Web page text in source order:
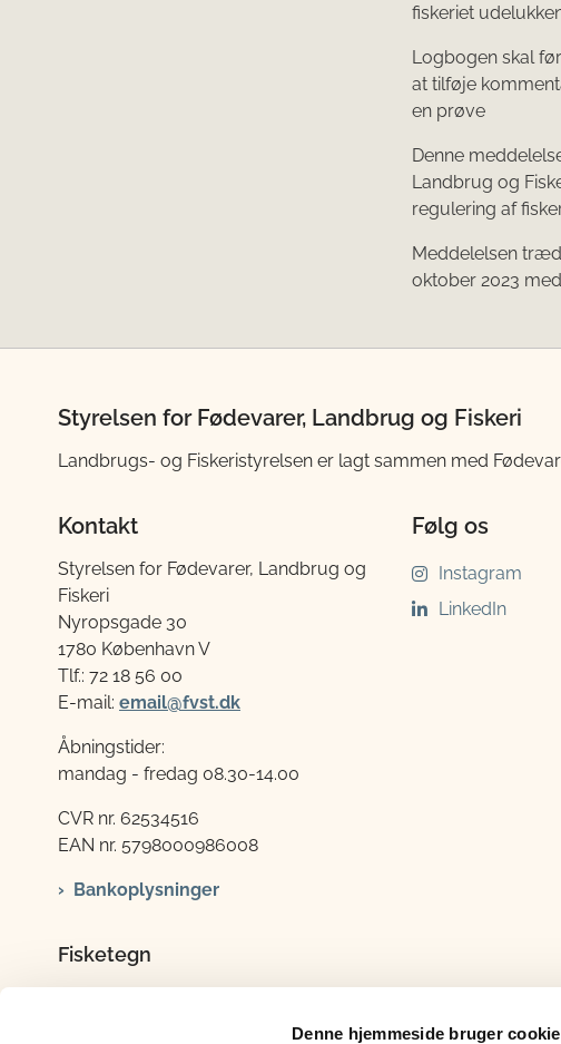
Denne hjemmeside bruger
fiskeriet
Logbogen skal
at tilføje
en prøve
Denne
Landbrug og
regulering af
Meddelelsen
oktober 2023
Styrelsen for Fødevarer, Landbrug og Fiskeri
Landbrugs- og Fiskeristyrelsen er lagt sammen med
Kontakt
Styrelsen for Fødevarer, Landbrug og
Fiskeri
Nyropsgade 30
1780 København V
Tlf.: 72 18 56 00
E-mail: email@fvst.dk
Åbningstider:
mandag - fredag 08.30-14.00
CVR nr. 62534516
EAN nr. 5798000986008
Bankoplysninger
Fisketegn
Følg os
Instagram
LinkedIn